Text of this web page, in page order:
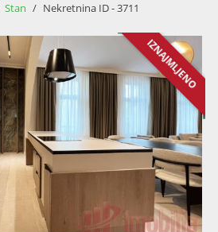
Stan / Nekretnina ID - 3711
IZNAJMLJENO